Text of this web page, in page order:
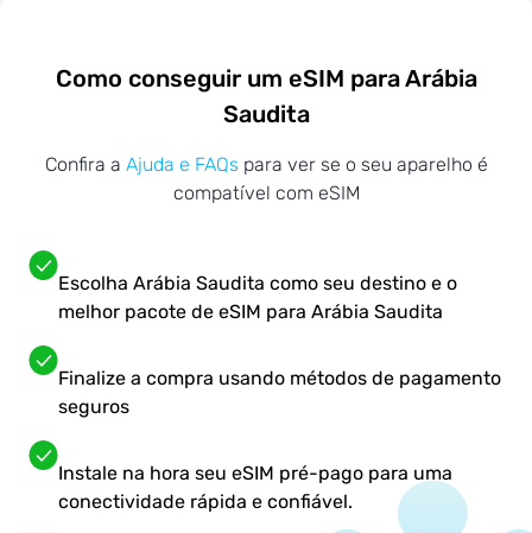
Como conseguir um eSIM para Arábia
Saudita
Confira a Ajuda e FAQs para ver se o seu aparelho é
compatível com eSIM
Escolha Arábia Saudita como seu destino e o
melhor pacote de eSIM para Arábia Saudita
Finalize a compra usando métodos de pagamento
seguros
Instale na hora seu eSIM pré-pago para uma
conectividade rápida e confiável.